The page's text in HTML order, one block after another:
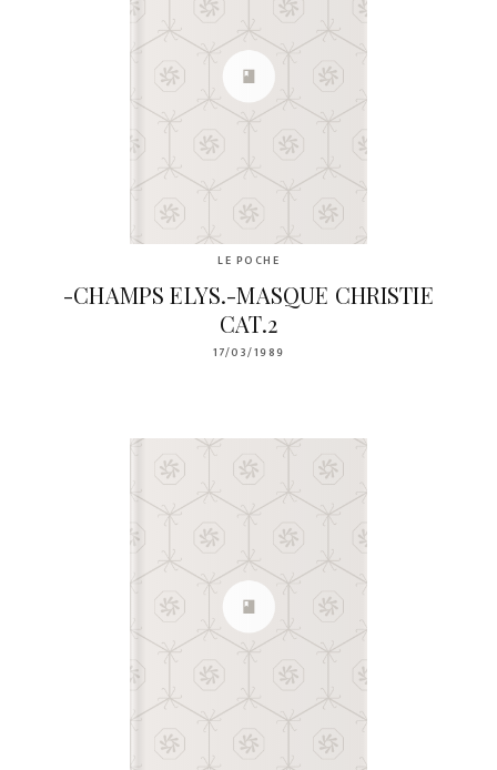
LE POCHE
-CHAMPS ELYS.-MASQUE CHRISTIE
CAT.2
17/03/1989